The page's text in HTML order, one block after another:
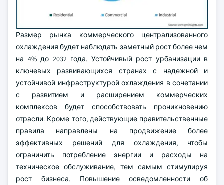
Размер рынка коммерческого централизованного
охлаждения будет наблюдать заметный рост более чем
на 4% до 2032 года. Устойчивый рост урбанизации в
ключевых развивающихся странах с надежной и
устойчивой инфраструктурой охлаждения в сочетании
с развитием и расширением коммерческих
комплексов будет способствовать проникновению
отрасли. Кроме того, действующие правительственные
правила направлены на продвижение более
эффективных решений для охлаждения, чтобы
ограничить потребление энергии и расходы на
техническое обслуживание, тем самым стимулируя
рост бизнеса. Повышение осведомленности об